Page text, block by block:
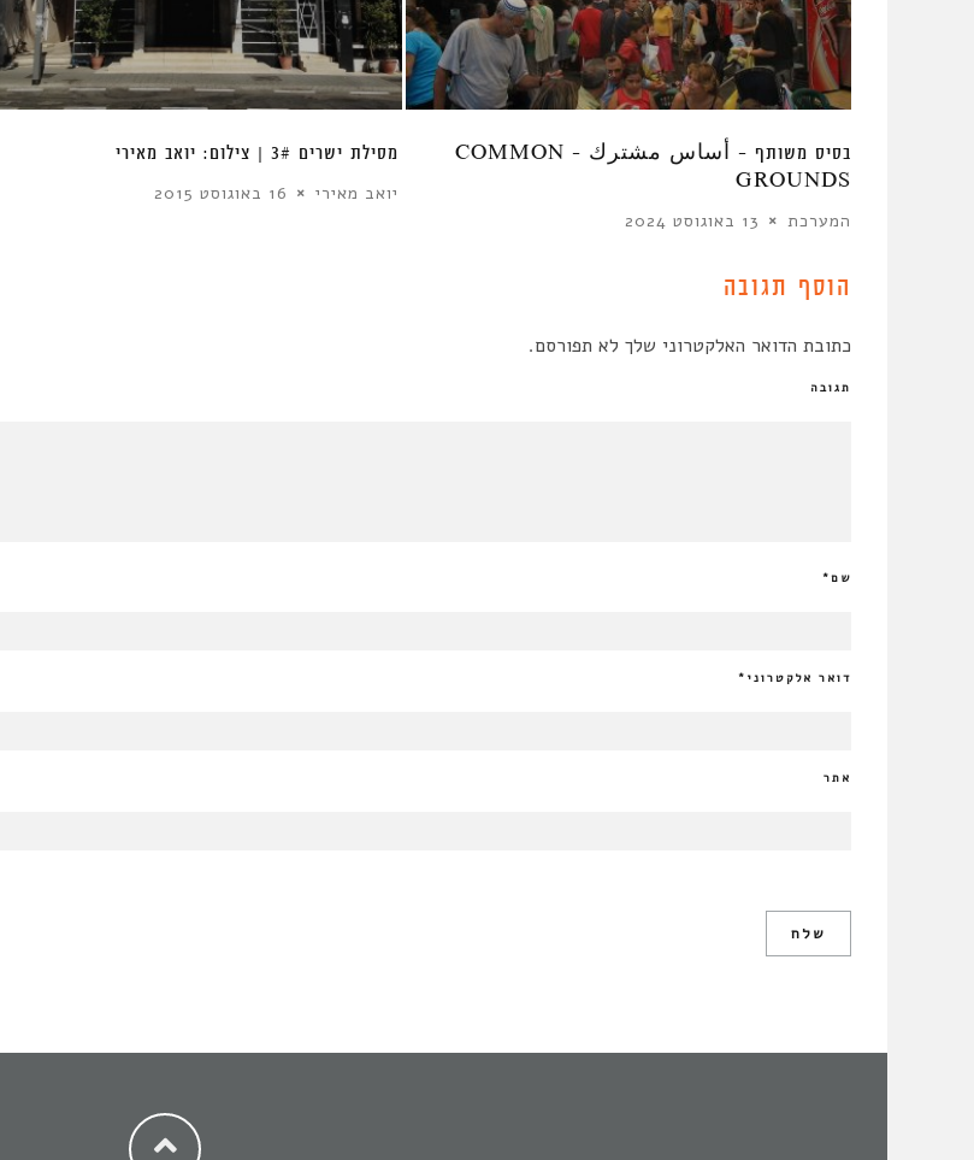
מסילת ישרים 3# | צילום: יואב מאירי
יואב מאירי 16 באוגוסט 2015
בסיס משותף – أساس مشترك – COMMON
GROUNDS
המערכת 13 באוגוסט 2024
הוסף תגובה
כתובת הדואר האלקטרוני שלך לא תפורסם.
תגובה
שם*
דואר אלקטרוני *
אתר